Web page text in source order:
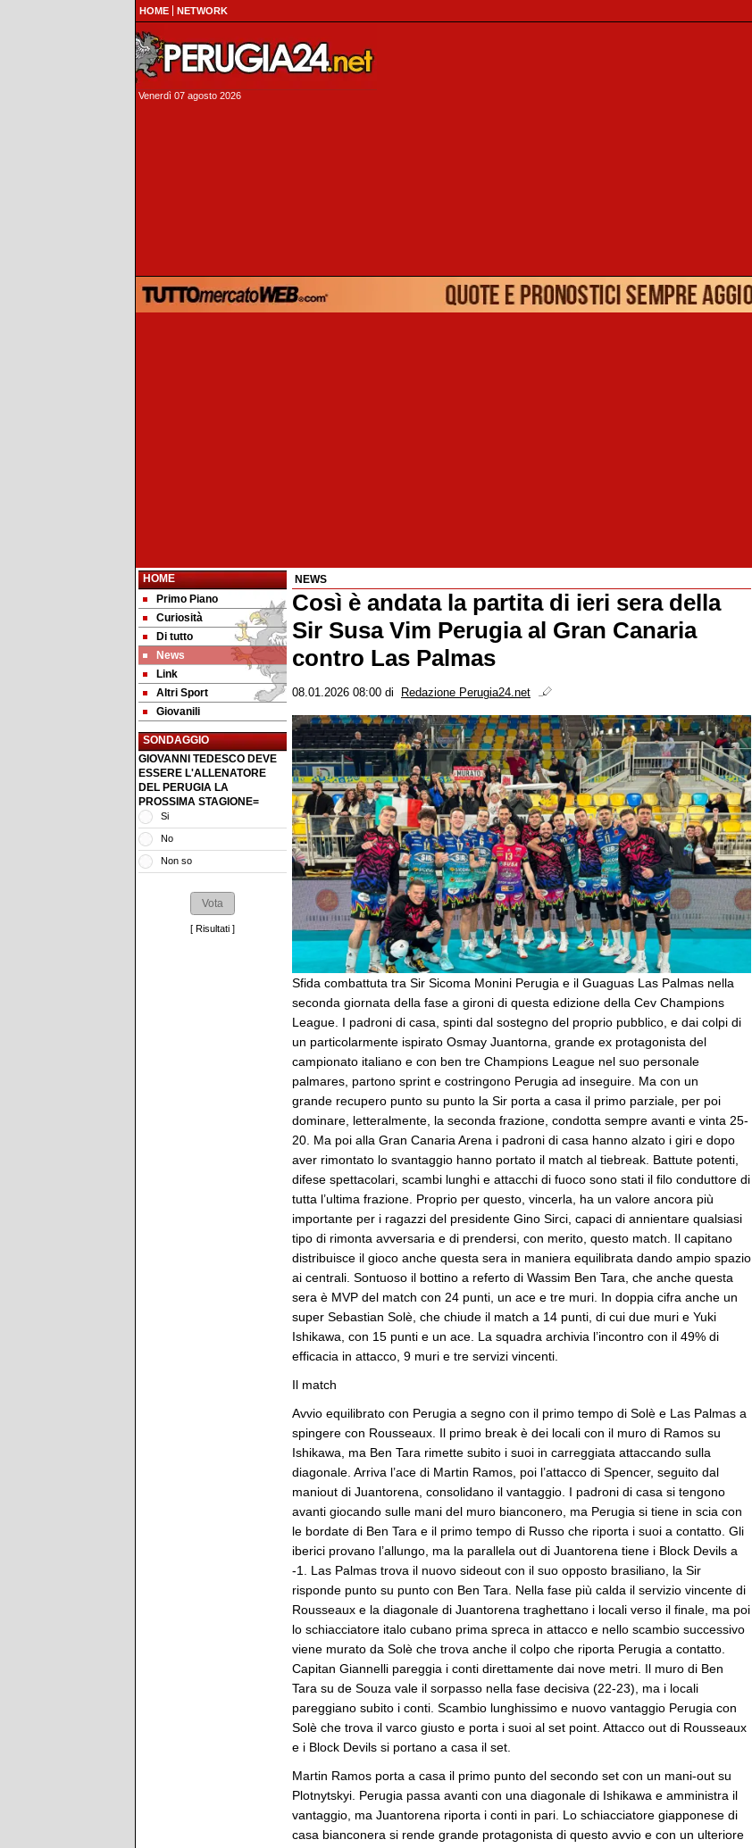
HOME NETWORK
Venerdì 07 agosto 2026
HOME
Primo Piano
Curiosità
Di tutto
News
Link
Altri Sport
Giovanili
SONDAGGIO
GIOVANNI TEDESCO DEVE
ESSERE L'ALLENATORE
DEL PERUGIA LA
PROSSIMA STAGIONE=
Si
No
Non so
[ Risultati ]
NEWS
Così è andata la partita di ieri sera della
Sir Susa Vim Perugia al Gran Canaria
contro Las Palmas
08.01.2026 08:00 di Redazione Perugia24.net
Sfida combattuta tra Sir Sicoma Monini Perugia e il Guaguas Las Palmas nella
seconda giornata della fase a gironi di questa edizione della Cev Champions
League. I padroni di casa, spinti dal sostegno del proprio pubblico, e dai colpi di
un particolarmente ispirato Osmay Juantorna, grande ex protagonista del
campionato italiano e con ben tre Champions League nel suo personale
palmares, partono sprint e costringono Perugia ad inseguire. Ma con un
grande recupero punto su punto la Sir porta a casa il primo parziale, per poi
dominare, letteralmente, la seconda frazione, condotta sempre avanti e vinta 25-
20. Ma poi alla Gran Canaria Arena i padroni di casa hanno alzato i giri e dopo
aver rimontato lo svantaggio hanno portato il match al tiebreak. Battute potenti,
difese spettacolari, scambi lunghi e attacchi di fuoco sono stati il filo conduttore di
tutta l’ultima frazione. Proprio per questo, vincerla, ha un valore ancora più
importante per i ragazzi del presidente Gino Sirci, capaci di annientare qualsiasi
tipo di rimonta avversaria e di prendersi, con merito, questo match. Il capitano
distribuisce il gioco anche questa sera in maniera equilibrata dando ampio spazio
ai centrali. Sontuoso il bottino a referto di Wassim Ben Tara, che anche questa
sera è MVP del match con 24 punti, un ace e tre muri. In doppia cifra anche un
super Sebastian Solè, che chiude il match a 14 punti, di cui due muri e Yuki
Ishikawa, con 15 punti e un ace. La squadra archivia l’incontro con il 49% di
efficacia in attacco, 9 muri e tre servizi vincenti.
Il match
Avvio equilibrato con Perugia a segno con il primo tempo di Solè e Las Palmas a
spingere con Rousseaux. Il primo break è dei locali con il muro di Ramos su
Ishikawa, ma Ben Tara rimette subito i suoi in carreggiata attaccando sulla
diagonale. Arriva l’ace di Martin Ramos, poi l’attacco di Spencer, seguito dal
maniout di Juantorena, consolidano il vantaggio. I padroni di casa si tengono
avanti giocando sulle mani del muro bianconero, ma Perugia si tiene in scia con
le bordate di Ben Tara e il primo tempo di Russo che riporta i suoi a contatto. Gli
iberici provano l’allungo, ma la parallela out di Juantorena tiene i Block Devils a
-1. Las Palmas trova il nuovo sideout con il suo opposto brasiliano, la Sir
risponde punto su punto con Ben Tara. Nella fase più calda il servizio vincente di
Rousseaux e la diagonale di Juantorena traghettano i locali verso il finale, ma poi
lo schiacciatore italo cubano prima spreca in attacco e nello scambio successivo
viene murato da Solè che trova anche il colpo che riporta Perugia a contatto.
Capitan Giannelli pareggia i conti direttamente dai nove metri. Il muro di Ben
Tara su de Souza vale il sorpasso nella fase decisiva (22-23), ma i locali
pareggiano subito i conti. Scambio lunghissimo e nuovo vantaggio Perugia con
Solè che trova il varco giusto e porta i suoi al set point. Attacco out di Rousseaux
e i Block Devils si portano a casa il set.
Martin Ramos porta a casa il primo punto del secondo set con un mani-out su
Plotnytskyi. Perugia passa avanti con una diagonale di Ishikawa e amministra il
vantaggio, ma Juantorena riporta i conti in pari. Lo schiacciatore giapponese di
casa bianconera si rende grande protagonista di questo avvio e con un ulteriore